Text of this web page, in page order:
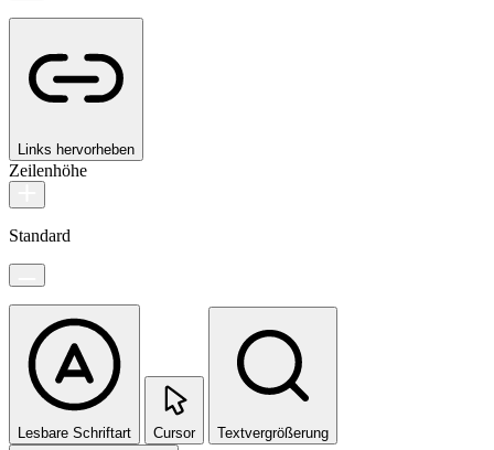
Links hervorheben
Zeilenhöhe
Standard
Lesbare Schriftart Cursor Textvergrößerung